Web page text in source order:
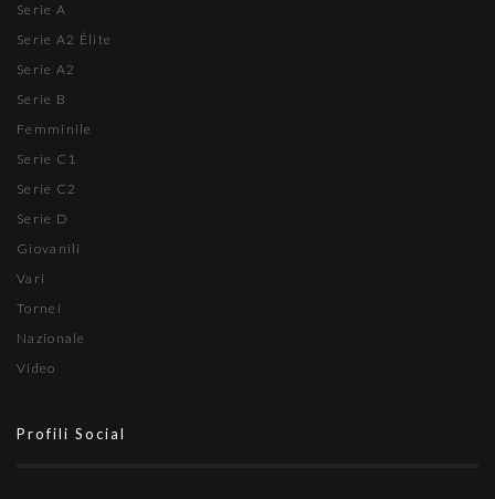
Serie A
Serie A2 Élite
Serie A2
Serie B
Femminile
Serie C1
Serie C2
Serie D
Giovanili
Vari
Tornei
Nazionale
Video
Profili Social